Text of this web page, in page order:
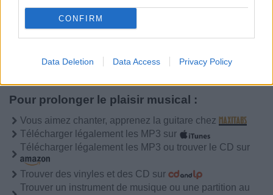
CONFIRM
Data Deletion Data Access Privacy Policy
Pour prolonger le plaisir musical :
Vous aimez chanter, apprenez la guitare chez
Télécharger légalement les MP3 sur
Télécharger légalement les MP3 ou trouver le CD sur
Trouver des vinyles et des CD sur
Trouver un instrument de musique ou une partition au